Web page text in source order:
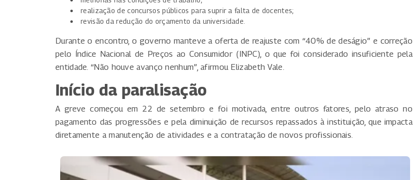
realização de concursos públicos para suprir a falta de docentes;
revisão da redução do orçamento da universidade.
Durante o encontro, o governo manteve a oferta de reajuste com “40% de deságio” e correção
pelo Índice Nacional de Preços ao Consumidor (INPC), o que foi considerado insuficiente pela
entidade. “Não houve avanço nenhum”, afirmou Elizabeth Vale.
Início da paralisação
A greve começou em 22 de setembro e foi motivada, entre outros fatores, pelo atraso no
pagamento das progressões e pela diminuição de recursos repassados à instituição, que impacta
diretamente a manutenção de atividades e a contratação de novos profissionais.